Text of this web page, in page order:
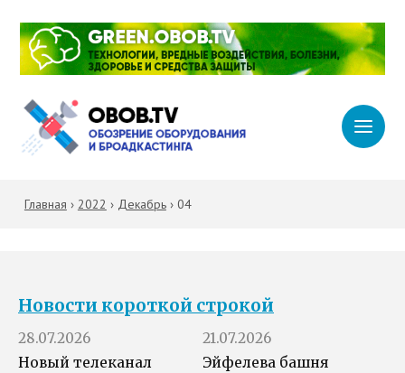
Главная › 2022 › Декабрь› 04
Новости короткой строкой
28.07.2026
Новый телеканал
21.07.2026
Эйфелева башня